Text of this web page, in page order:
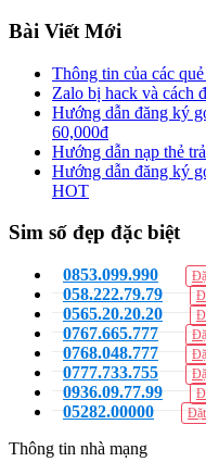
Bài Viết Mới
Thông tin của các
Zalo bị hack và cách
Hướng dẫn đăng ký
60,000đ
Hướng dẫn nạp thẻ
Hướng dẫn đăng ký
HOT
Sim số đẹp đặc biệt
0853.099.990
058.222.79.79
0565.20.20.20
0767.665.777
0768.048.777
0777.733.755
0936.09.77.99
05282.00000
Thông tin nhà mạng